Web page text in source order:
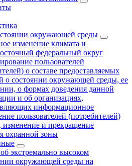
окружающей среды
изменение климата и
федеральный округ
пользователей
о составе предоставляемых
о состоянии окружающей среды, ее
о формах доведения данной
и об организациях,
информационное
пользователей (потребителей)
изменение и прекращение
охранной зоны
экстремально высоком
окружающей среды на